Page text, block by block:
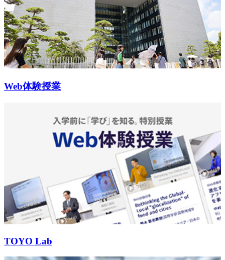
Web体験授業
TOYO Lab